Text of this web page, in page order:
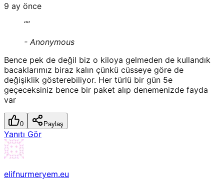
9 ay önce
“”
- Anonymous
Bence pek de değil biz o kiloya gelmeden de kullandık
bacaklarımız biraz kalın çünkü cüsseye göre de
değişiklik gösterebiliyor. Her türlü bir gün 5e
geçeceksiniz bence bir paket alıp denemenizde fayda
var
0 Paylaş
Yanıtı Gör
elifnurmeryem.eu